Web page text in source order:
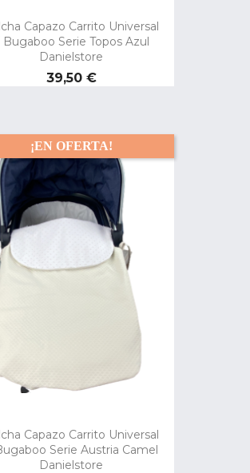
Capazo Carrito Universal
Bugaboo Serie Topos Azul
Danielstore
Precio
39,50 €
Capazo Carrito Universal
Serie Austria Camel
Danielstore
¡EN OFERTA!